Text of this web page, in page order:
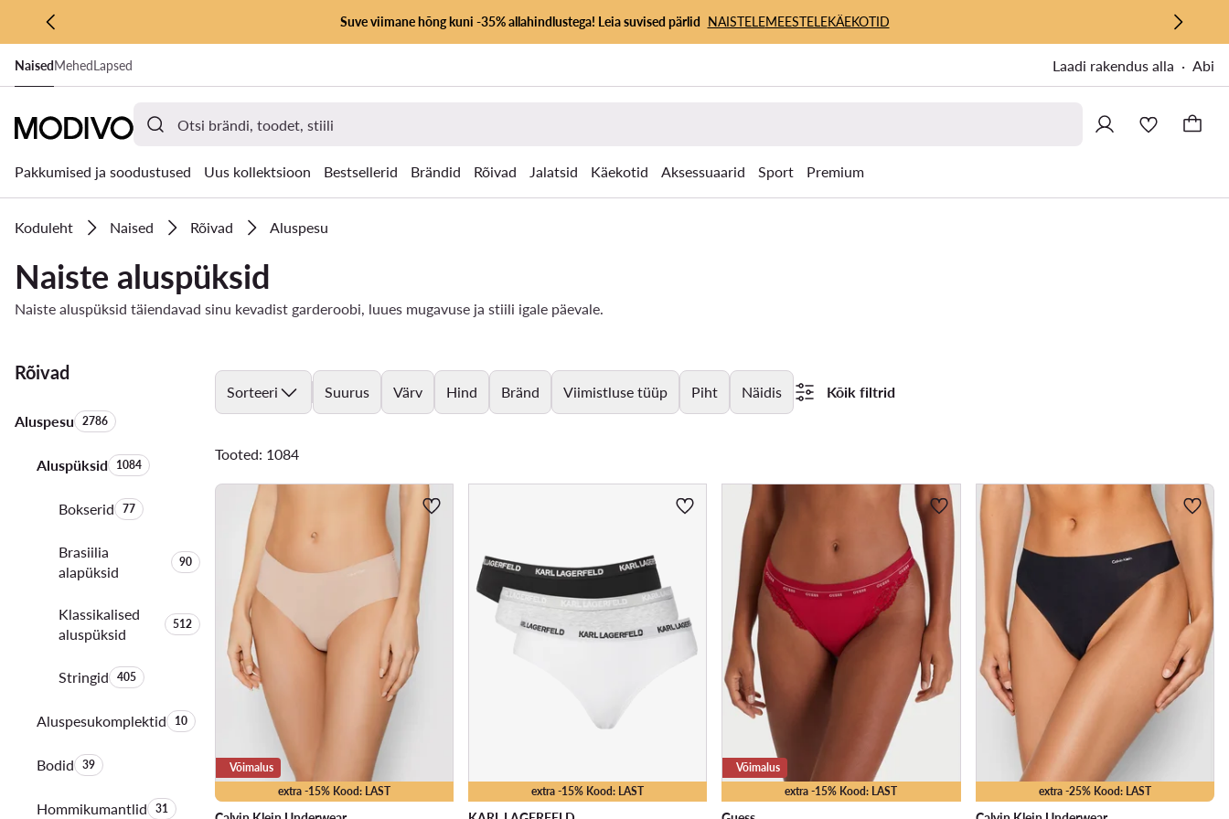
LIIGU PÕHISISU JUURDE
MINE OTSINGUSSE
Suve viimane hõng kuni -35% allahindlustega! Leia suvised pärlid NAISTELEMEESTELEKÄEKOTID
NaisedMehedLapsed Laadi rakendus alla Abi
Pakkumised ja soodustused Uus kollektsioon Bestsellerid Brändid Rõivad Jalatsid Käekotid Aksessuaarid Sport Premium
Koduleht Naised Rõivad Aluspesu
Naiste aluspüksid
Naiste aluspüksid täiendavad sinu kevadist garderoobi, luues mugavuse ja stiili igale päevale.
Rõivad
AluspesuToodete arv:
2786
AluspüksidToodete arv:
1084
BokseridToodete arv:
77
Brasiilia
alapüksid
Toodete arv:
90
Klassikalised
aluspüksid
Toodete arv:
512
StringidToodete arv:
405
AluspesukomplektidToodete arv:
10
BodidToodete arv:
39
HommikumantlidToodete arv:
31
Sorteeri Suurus Värv Hind Bränd Viimistluse tüüp Piht Näidis Kõik filtrid
Tooted: 1084
extra -15% Kood: LAST
Võimalus
extra -15% Kood: LAST extra -15% Kood: LAST
Võimalus
extra -25% Kood: LAST